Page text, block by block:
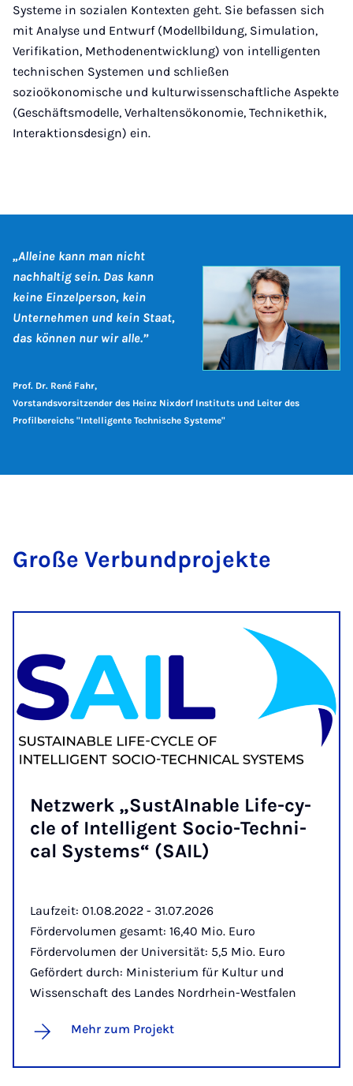
Systeme in sozialen Kontexten geht. Sie befassen sich
mit Analyse und Entwurf (Modellbildung, Simulation,
Verifikation, Methodenentwicklung) von intelligenten
technischen Systemen und schließen
sozioökonomische und kulturwissenschaftliche Aspekte
(Geschäftsmodelle, Verhaltensökonomie, Technikethik,
Interaktionsdesign) ein.
„Alleine kann man nicht
nachhaltig sein. Das kann
keine Einzelperson, kein
Unternehmen und kein Staat,
das können nur wir alle.”
Prof. Dr. René Fahr,
Vorstandsvorsitzender des Heinz Nixdorf Instituts und Leiter des
Profilbereichs "Intelligente Technische Systeme"
Gro­­ße Ver­­­bun­d­pro­jek­te
Netz­werk „Su­stAIna­ble Life-cy­
cle of In­tel­li­gent So­cio-Tech­ni­
cal Sys­tems“ (SAIL)
Laufzeit: 01.08.2022 - 31.07.2026
Fördervolumen gesamt: 16,40 Mio. Euro
Fördervolumen der Universität: 5,5 Mio. Euro
Gefördert durch: Ministerium für Kultur und
Wissenschaft des Landes Nordrhein-Westfalen
Mehr zum Projekt